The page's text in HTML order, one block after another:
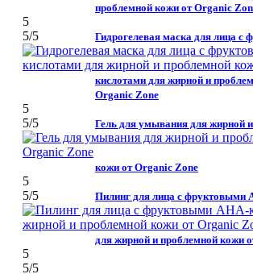
проблемной кожи от Organic
5
5/5 Гидрогелевая маска для лица
кислотами для жирной и
Organic Zone
5
5/5 Гель для умывания для жирной
кожи от Organic Zone
5
5/5 Пилинг для лица с фруктовыми
для жирной и проблемной кожи
5
5/5